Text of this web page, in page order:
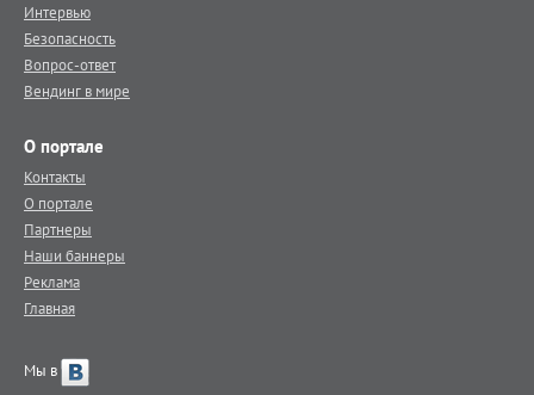
Интервью
Безопасность
Вопрос-ответ
Вендинг в мире
О портале
Контакты
О портале
Партнеры
Наши баннеры
Реклама
Главная
Мы в